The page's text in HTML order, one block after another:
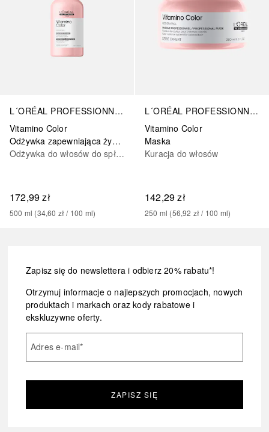
L´ORÉAL PROFESSIONNEL PARIS
Vitamino Color
Odżywka zapewniająca żywe kolory
Odżywka do włosów do spłukiwania
172,99 zł
500 ml (34,60 zł / 100 ml)
L´ORÉAL PROFESSIONNEL PARIS
Vitamino Color
Maska
Kuracja do włosów
142,29 zł
250 ml (56,92 zł / 100 ml)
Zapisz się do newslettera i odbierz 20% rabatu*!
Otrzymuj informacje o najlepszych promocjach, nowych
produktach i markach oraz kody rabatowe i
ekskluzywne oferty.
Adres e-mail*
ZAPISZ SIĘ